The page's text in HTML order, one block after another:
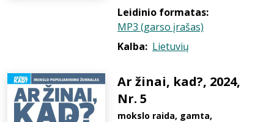
Leidinio formatas:
MP3 (garso įrašas)
Kalba: Lietuvių
Ar žinai, kad?, 2024,
Nr. 5
mokslo raida, gamta,